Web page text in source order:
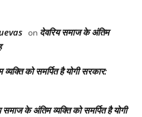
on देवरिय समाज के अंतिम
को समर्पित है योगी सरकार:
समाज के अंतिम व्यक्ति को समर्पित है योगी